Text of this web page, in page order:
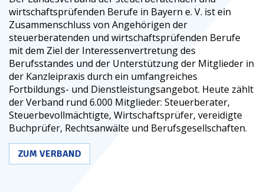
wirtschaftsprüfenden Berufe in Bayern e. V. ist ein
Zusammenschluss von Angehörigen der
steuerberatenden und wirtschaftsprüfenden Berufe
mit dem Ziel der Interessenvertretung des
Berufsstandes und der Unterstützung der Mitglieder in
der Kanzleipraxis durch ein umfangreiches
Fortbildungs- und Dienstleistungsangebot. Heute zählt
der Verband rund 6.000 Mitglieder: Steuerberater,
Steuerbevollmächtigte, Wirtschaftsprüfer, vereidigte
Buchprüfer, Rechtsanwälte und Berufsgesellschaften.
ZUM VERBAND